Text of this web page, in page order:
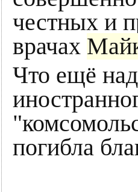
честных и
врачах
Что ещё
погибла